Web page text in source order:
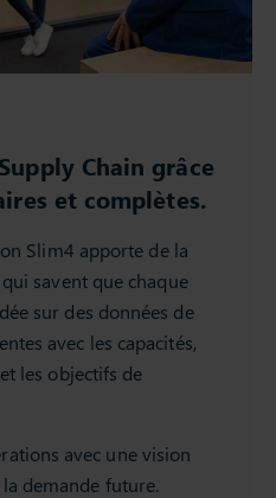
Chain grâce
et complètes.
Slim4 apporte de la
savent que chaque
sur des données de
avec les capacités,
les objectifs de
avec une vision
demande future.